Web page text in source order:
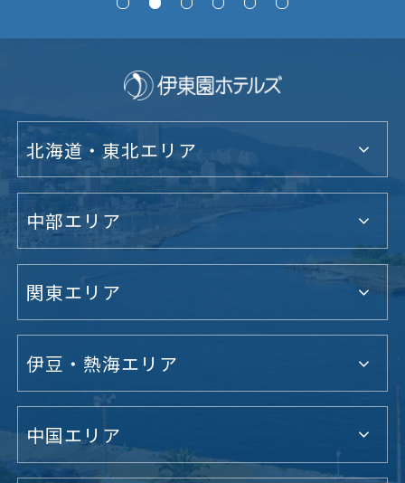
北海道・東北エリア
中部エリア
関東エリア
伊豆・熱海エリア
中国エリア